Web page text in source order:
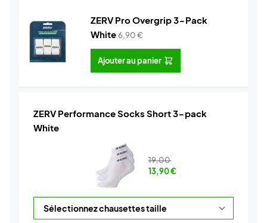
ZERV Pro Overgrip 3-Pack
White6,90€
Ajouter au panier
ZERV Performance Socks Short 3-pack
White
19,00
13,90€